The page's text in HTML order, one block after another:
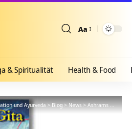
Aa
& Spiritualität Health & Food
und Ayurveda>Blog>News>Ashrams> Bad